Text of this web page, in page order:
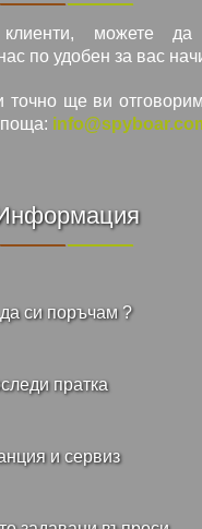
можете
по удобен за вас
точно ще ви
поща:
да си поръчам ?
пратка
и сервиз